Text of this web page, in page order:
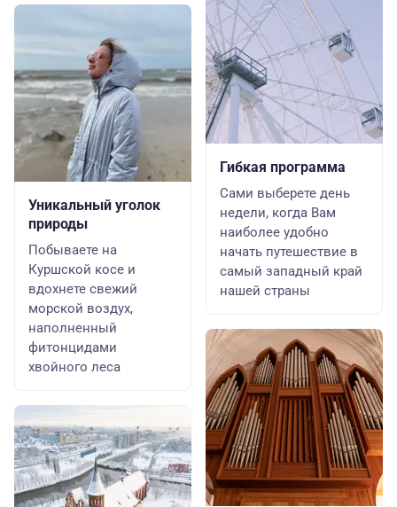
Уникальный уголок
природы
Побываете на
Куршской косе и
вдохнете свежий
морской воздух,
наполненный
фитонцидами
хвойного леса
Гибкая программа
Сами выберете день
недели, когда Вам
наиболее удобно
начать путешествие в
самый западный край
нашей страны